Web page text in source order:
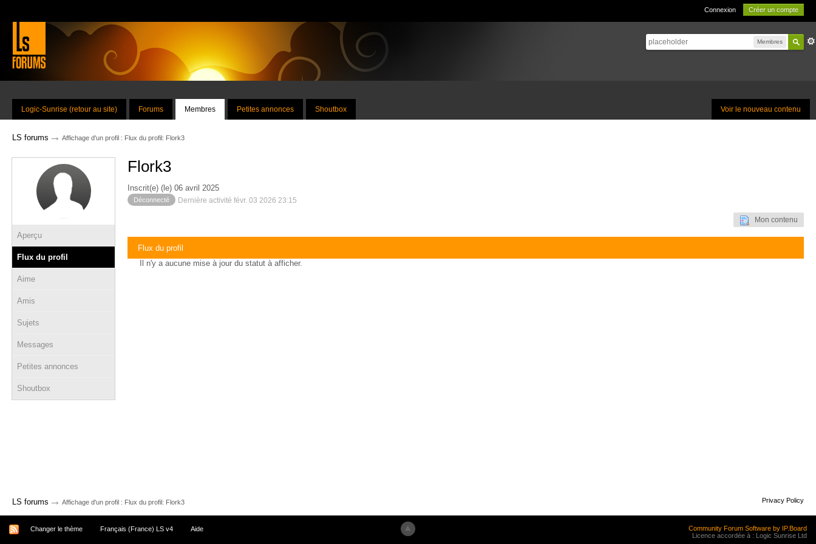
Connexion Créer un compte
Membres
Voir le nouveau contenu
Logic-Sunrise (retour au site) Forums Membres Petites annonces Shoutbox
LS forums → Affichage d'un profil : Flux du profil: Flork3
Aperçu
Flux du profil
Aime
Amis
Sujets
Messages
Petites annonces
Shoutbox
Flork3
Inscrit(e) (le) 06 avril 2025
Déconnecté Dernière activité févr. 03 2026 23:15
Mon contenu
Flux du profil
Il n'y a aucune mise à jour du statut à afficher.
LS forums → Affichage d'un profil : Flux du profil: Flork3 Privacy Policy
Changer le thème Français (France) LS v4 Aide
Community Forum Software by IP.Board
Licence accordée à : Logic Sunrise Ltd